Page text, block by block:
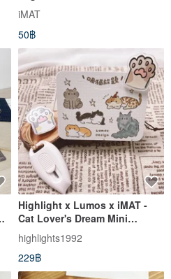
Pages 100gsm Dao Lin Paper
iMAT
50฿
Highlight x Lumos x iMAT -
Cat Lover's Dream Mini
Cutting Mat + Craft Knife Set
highlights1992
229฿